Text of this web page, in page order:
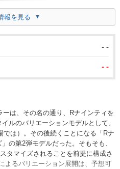
報を見る
- -
- -
は、その名の通り、Rナインティを
ルのバリエーションモデルとして、
では）。その後続くことになる「Rナ
の第2弾モデルだった。そもそも、
タマイズされることを前提に構成さ
よるバリエーション展開は、予想可